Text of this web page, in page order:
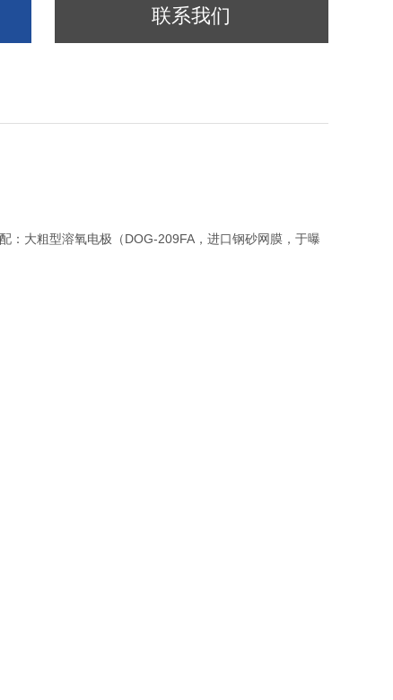
联系我们
大粗型溶氧电极（DOG-209FA，进口钢砂网膜，于曝